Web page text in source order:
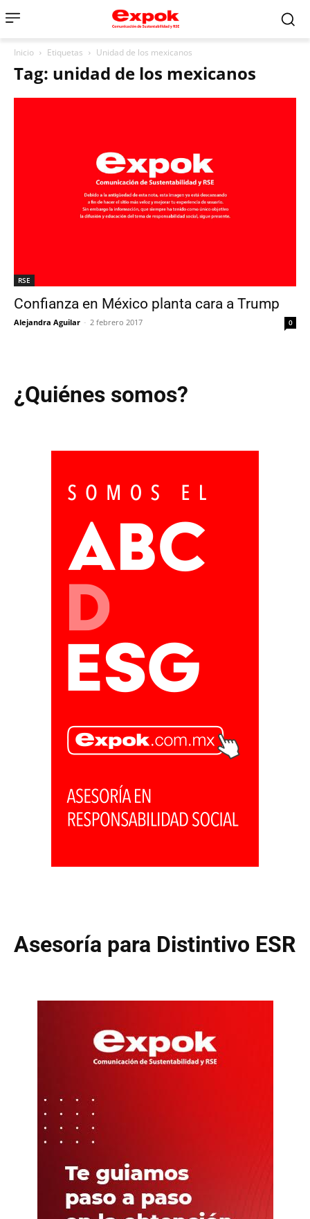
Inicio Etiquetas Unidad de los mexicanos
Tag: unidad de los mexicanos
RSE
Confianza en México planta cara a Trump
Alejandra Aguilar - 2 febrero 2017 0
¿Quiénes somos?
Asesoría para Distintivo ESR